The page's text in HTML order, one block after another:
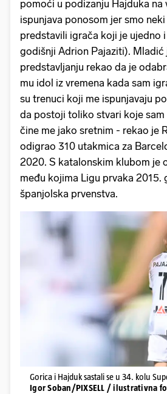
pomoći u podizanju Hajduka na
ispunjava ponosom jer smo
predstavili igrača koji je ujedno
godišnji Adrion Pajaziti). Mladić
predstavljanju rekao da je
mu idol iz vremena kada sam
su trenuci koji me ispunjavaju
da postoji toliko stvari koje
čine me jako sretnim - rekao je
odigrao 310 utakmica za
2020. S katalonskim klubom je
među kojima Ligu prvaka 2015.
španjolska prvenstva.
Gorica i Hajduk sastali se u 34. kolu
Igor Soban/PIXSELL / ilustrativna